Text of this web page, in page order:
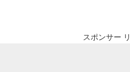
スポンサー